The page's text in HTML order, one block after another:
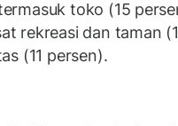
toko (15
rekreasi dan taman
(11 persen).